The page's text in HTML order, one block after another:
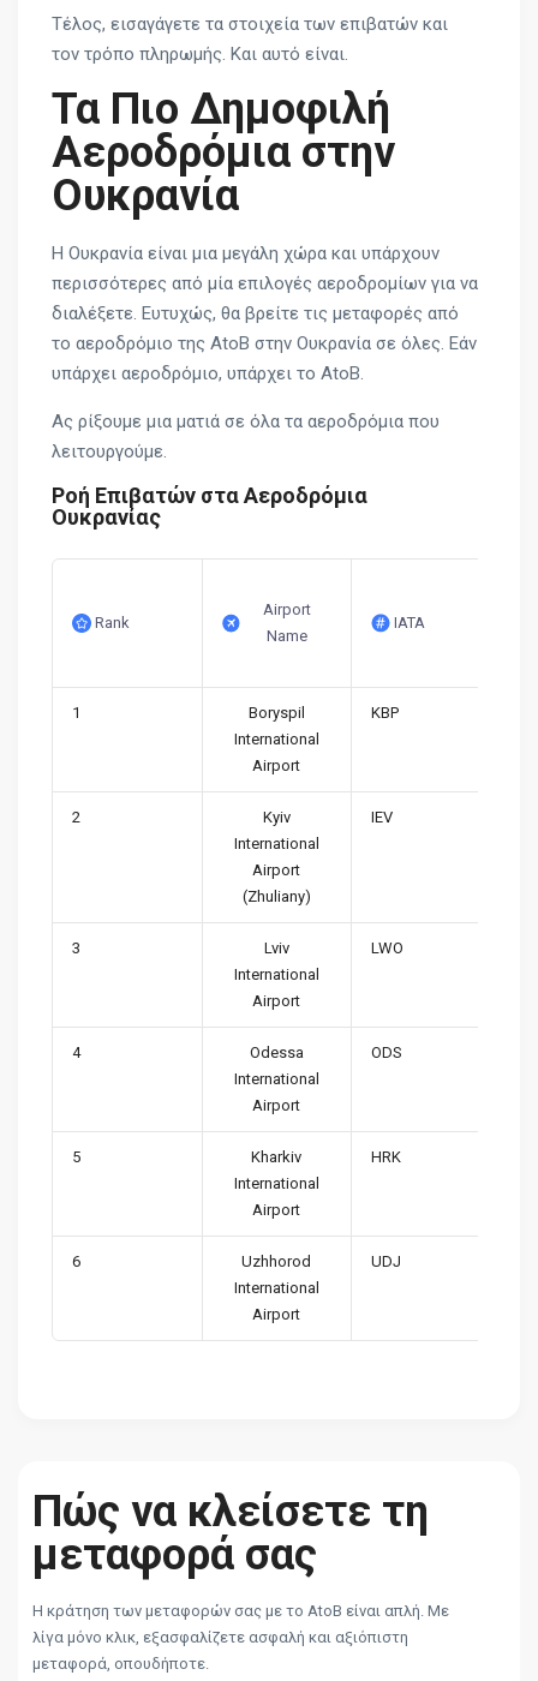
Τέλος, εισαγάγετε τα στοιχεία των επιβατών και
τον τρόπο πληρωμής. Και αυτό είναι.
Τα Πιο Δημοφιλή
Αεροδρόμια στην
Ουκρανία
Η Ουκρανία είναι μια μεγάλη χώρα και υπάρχουν
περισσότερες από μία επιλογές αεροδρομίων για να
διαλέξετε. Ευτυχώς, θα βρείτε τις μεταφορές από
το αεροδρόμιο της AtoB στην Ουκρανία σε όλες. Εάν
υπάρχει αεροδρόμιο, υπάρχει το AtoB.
Ας ρίξουμε μια ματιά σε όλα τα αεροδρόμια που
λειτουργούμε.
Ροή Επιβατών στα Αεροδρόμια
Ουκρανίας
Rank
Airport
Name
IATA
1
Boryspil
International
Airport
KBP
2
Kyiv
International
Airport
(Zhuliany)
IEV
3
Lviv
International
Airport
LWO
4
Odessa
International
Airport
ODS
5
Kharkiv
International
Airport
HRK
6
Uzhhorod
International
Airport
UDJ
Πώς να κλείσετε τη
μεταφορά σας
Η κράτηση των μεταφορών σας με το AtoB είναι απλή. Με
λίγα μόνο κλικ, εξασφαλίζετε ασφαλή και αξιόπιστη
μεταφορά, οπουδήποτε.